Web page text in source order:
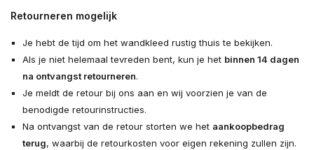
Retourneren mogelijk
Je hebt de tijd om het wandkleed rustig thuis te bekijken.
Als je niet helemaal tevreden bent, kun je het binnen 14 dagen
na ontvangst retourneren.
Je meldt de retour bij ons aan en wij voorzien je van de
benodigde retourinstructies.
Na ontvangst van de retour storten we het aankoopbedrag
terug, waarbij de retourkosten voor eigen rekening zullen zijn.